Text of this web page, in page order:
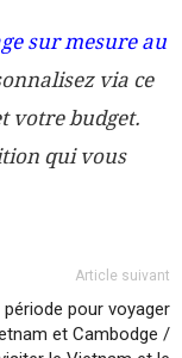
sur mesure au
via ce
votre budget.
qui vous
Article suivant
période pour voyager
et Cambodge /